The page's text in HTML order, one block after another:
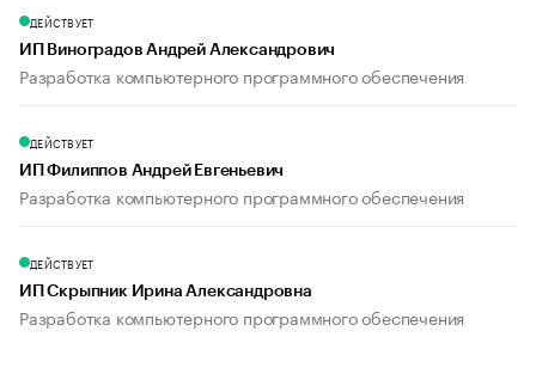
ДЕЙСТВУЕТ
ИП Виноградов Андрей Александрович
Разработка компьютерного программного обеспечения
ДЕЙСТВУЕТ
ИП Филиппов Андрей Евгеньевич
Разработка компьютерного программного обеспечения
ДЕЙСТВУЕТ
ИП Скрыпник Ирина Александровна
Разработка компьютерного программного обеспечения